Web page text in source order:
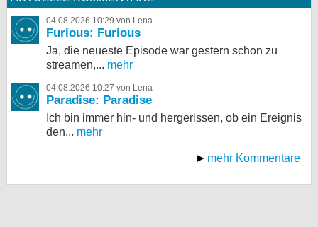
04.08.2026 10:29 von Lena
Furious: Furious
Ja, die neueste Episode war gestern schon zu
streamen,... mehr
04.08.2026 10:27 von Lena
Paradise: Paradise
Ich bin immer hin- und hergerissen, ob ein Ereignis
den... mehr
mehr Kommentare